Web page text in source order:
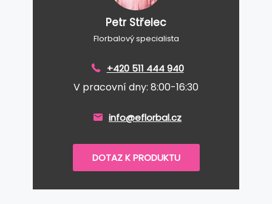
Petr Střelec
Florbalový specialista
+420 511 444 940
V pracovní dny: 8:00-16:30
info@eflorbal.cz
DOTAZ K PRODUKTU